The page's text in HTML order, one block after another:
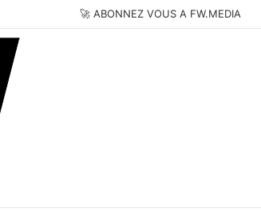
🚀 ABONNEZ VOUS A FW.MEDIA